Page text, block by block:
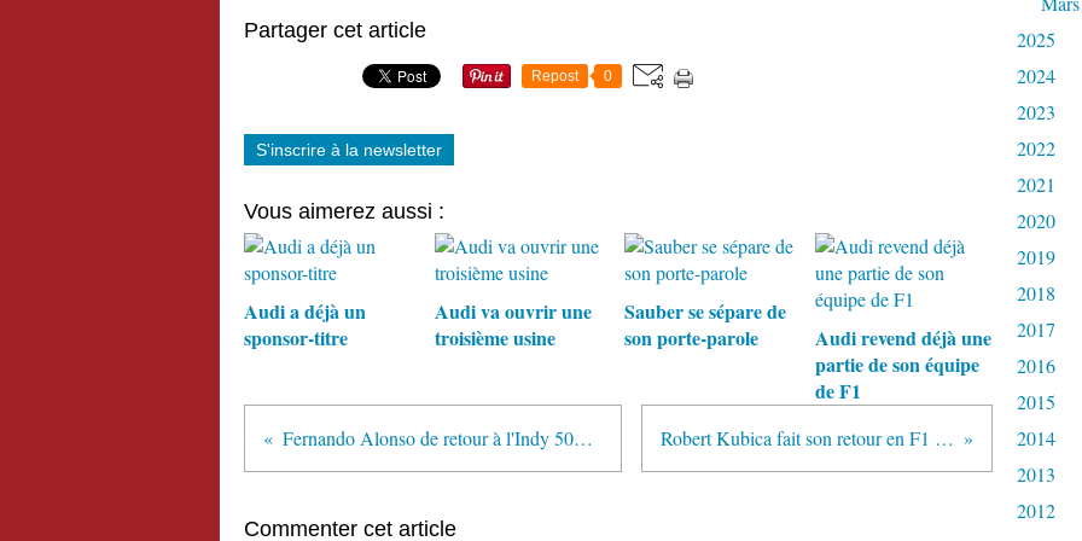
Partager cet article
Repost 0
S'inscrire à la newsletter
Vous aimerez aussi :
Audi a déjà un
sponsor-titre
Audi va ouvrir une
troisième usine
Sauber se sépare de
son porte-parole
Audi revend déjà une
partie de son équipe
de F1
Fernando Alonso de retour à l'Indy 500 avec McLaren Robert Kubica fait son retour en F1 avec Williams
Commenter cet article
2025
2024
2023
2022
2021
2020
2019
2018
2017
2016
2015
2014
2013
2012